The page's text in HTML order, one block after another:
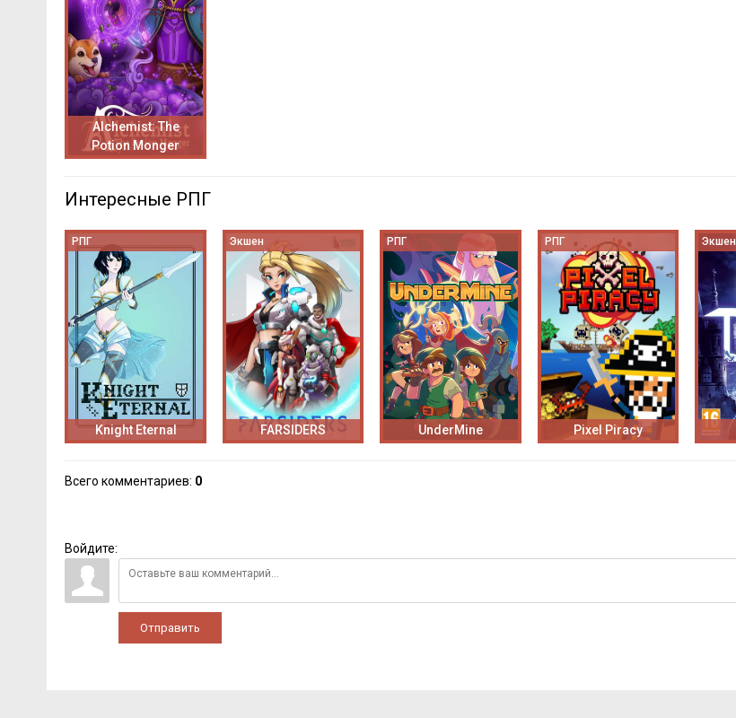
Alchemist: The
Potion Monger
Интересные РПГ
РПГ
Knight Eternal
Экшен
FARSIDERS
РПГ
UnderMine
РПГ
Pixel Piracy
Экшен
Всего комментариев: 0
Войдите:
Отправить